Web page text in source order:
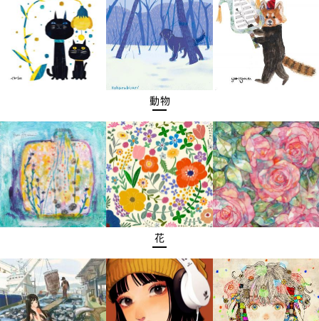
動物
花